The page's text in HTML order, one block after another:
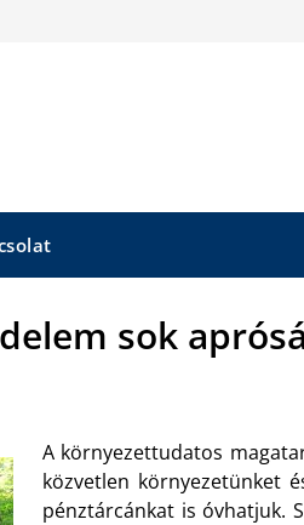
sok
A környezettudatos
közvetlen környezetünket
pénztárcánkat is óvhatjuk.